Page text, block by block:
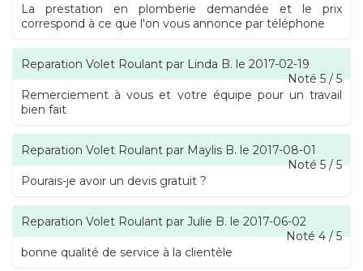
La prestation en plomberie demandée et le prix
correspond à ce que l'on vous annonce par téléphone
Reparation Volet Roulant par Linda B. le 2017-02-19
Noté5/5
Remerciement à vous et votre équipe pour un travail
bien fait
Reparation Volet Roulant par Maylis B. le 2017-08-01
Noté5/5
Pourais-je avoir un devis gratuit ?
Reparation Volet Roulant par Julie B. le 2017-06-02
Noté4/5
bonne qualité de service à la clientèle